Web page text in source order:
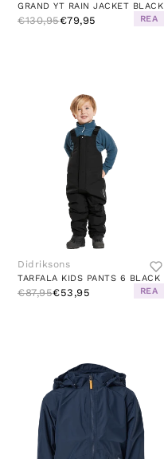
GRAND YT RAIN JACKET BLACK
€130,95€79,95 REA
Didriksons
TARFALA KIDS PANTS 6 BLACK
€87,95€53,95 REA